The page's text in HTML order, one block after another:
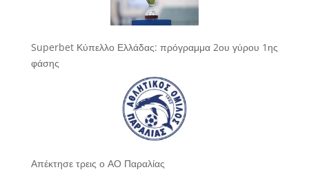
Superbet Κύπελλο Ελλάδας: πρόγραμμα 2ου γύρου 1ης
φάσης
Απέκτησε τρεις ο ΑΟ Παραλίας